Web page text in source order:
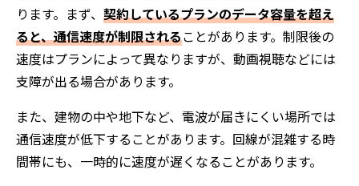
ります。まず、 契約しているプランのデータ容量を超え
ると、通信速度が制限されることがあります。制限後の
速度はプランによって異なりますが、動画視聴などには
支障が出る場合があります。
また、建物の中や地下など、電波が届きにくい場所では
通信速度が低下することがあります。回線が混雑する時
間帯にも、一時的に速度が遅くなることがあります。